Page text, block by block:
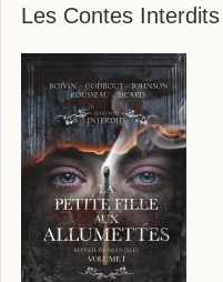
Les Contes